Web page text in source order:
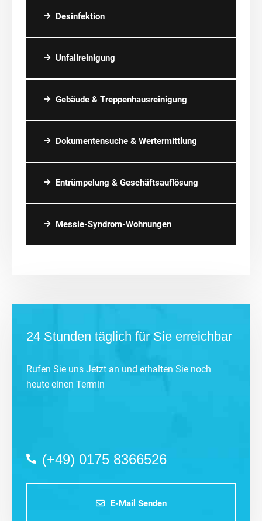
Desinfektion
Unfallreinigung
Gebäude & Treppenhausreinigung
Dokumentensuche & Wertermittlung
Entrümpelung & Geschäftsauflösung
Messie-Syndrom-Wohnungen
24 Stunden täglich für Sie erreichbar
Rufen Sie uns Jetzt an und erhalten Sie noch
heute einen Termin
(+49) 0175 8366526
E-Mail Senden